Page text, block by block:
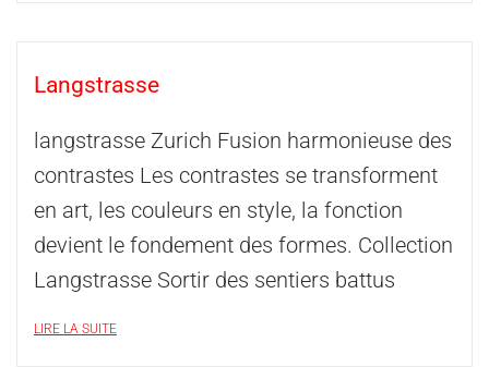
Langstrasse
langstrasse Zurich Fusion harmonieuse des
contrastes Les contrastes se transforment
en art, les couleurs en style, la fonction
devient le fondement des formes. Collection
Langstrasse Sortir des sentiers battus
LIRE LA SUITE